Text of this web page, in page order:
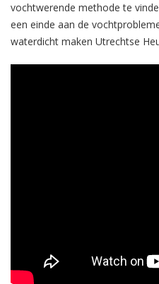
vochtwerende methode te
een einde aan de
waterdicht maken Utrechtse